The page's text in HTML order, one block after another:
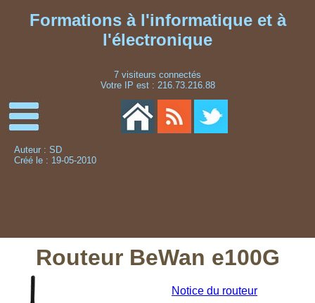
Formations à l'informatique et à
l'électronique
7 visiteurs connectés
Votre IP est : 216.73.216.88
Auteur : SD
Créé le : 19-05-2010
Routeur BeWan e100G
Notice du routeur